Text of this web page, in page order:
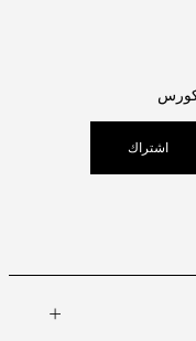
كورس
اشتراك